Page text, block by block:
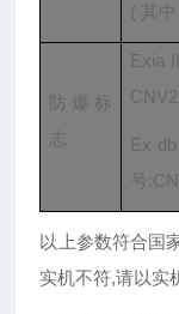
( 其
防爆标
志
Exia
Ex
号
以上参数符合国
实机不符,请以实